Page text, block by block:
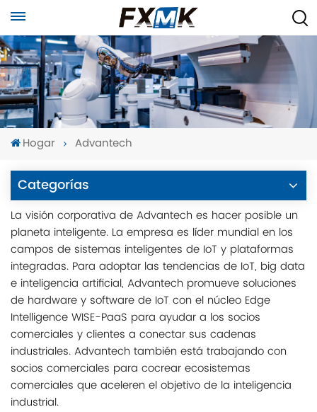
Hogar Advantech
Categorías
La visión corporativa de Advantech es hacer posible un
planeta inteligente. La empresa es líder mundial en los
campos de sistemas inteligentes de IoT y plataformas
integradas. Para adoptar las tendencias de IoT, big data
e inteligencia artificial, Advantech promueve soluciones
de hardware y software de IoT con el núcleo Edge
Intelligence WISE-PaaS para ayudar a los socios
comerciales y clientes a conectar sus cadenas
industriales. Advantech también está trabajando con
socios comerciales para cocrear ecosistemas
comerciales que aceleren el objetivo de la inteligencia
industrial.